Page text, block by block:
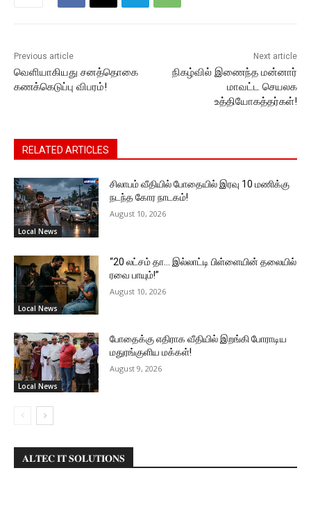
p
g k
Previous article
வெளியாகியது சனத்தொகை
கணக்கெடுப்பு விபரம்!
Next article
நிகழ்வில் இணைந்த மன்னார்
மாவட்ட செயலக
உத்தியோகத்தர்கள்!
RELATED ARTICLES
Local News
சிலாபம் வீதியில் போதையில் இரவு 10 மணிக்கு
நடந்த கோர நாடகம்!
August 10, 2026
Local News
“20 லட்சம் தா… இல்லாட்டி பிள்ளையின் தலையில்
ரவை பாயும்!”
August 10, 2026
Local News
போதைக்கு எதிராக வீதியில் இறங்கி போராடிய
மதுரங்குளிய மக்கள்!
August 9, 2026
𝐀𝐋𝐓𝐄𝐂 𝐈𝐓 𝐒𝐎𝐋𝐔𝐓𝐈𝐎𝐍𝐒